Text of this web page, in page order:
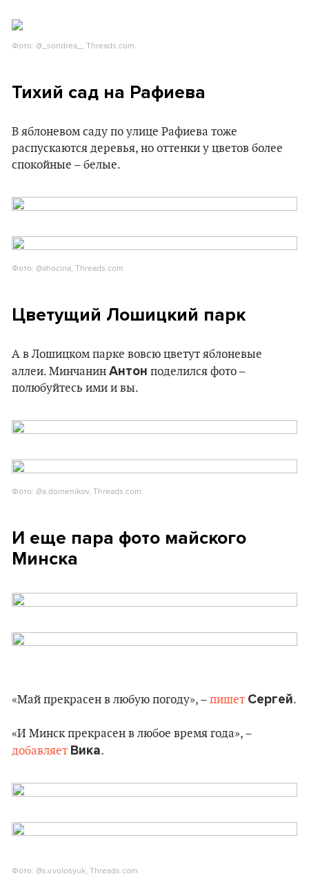
Фото: @_sondrea_, Threads.com.
Тихий сад на Рафиева
В яблоневом саду по улице Рафиева тоже
распускаются деревья, но оттенки у цветов более
спокойные – белые.
Фото: @ahocina, Threads.com.
Цветущий Лошицкий парк
А в Лошицком парке вовсю цветут яблоневые
аллеи. Минчанин Антон поделился фото –
полюбуйтесь ими и вы.
Фото: @a.domenikov, Threads.com.
И еще пара фото майского
Минска
«Май прекрасен в любую погоду», – пишет Сергей.
«И Минск прекрасен в любое время года», –
добавляет Вика.
Фото: @s.v.volosyuk, Threads.com.